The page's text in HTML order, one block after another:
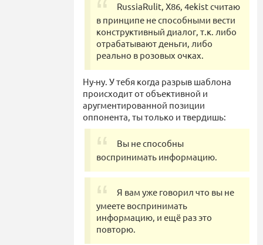
RussiaRulit, X86, 4ekist считаю
в принципе не способными вести
конструктивный диалог, т.к. либо
отрабатывают деньги, либо
реально в розовых очках.
Ну-ну. У тебя когда разрыв шаблона
происходит от объективной и
аругментированной позиции
оппонента, ты только и твердишь:
Вы не способны
воспринимать информацию.
Я вам уже говорил что вы не
умеете воспринимать
информацию, и ещё раз это
повторю.